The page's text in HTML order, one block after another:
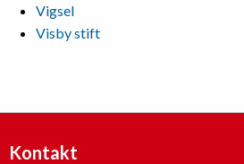
Vigsel
Visby stift
Kontakt